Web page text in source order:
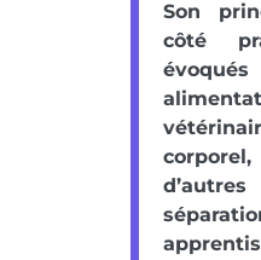
Son
côté